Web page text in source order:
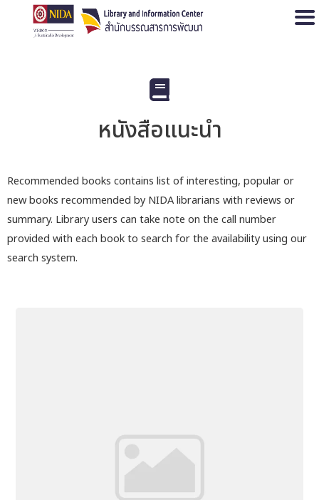
หนังสือแนะนำ
Recommended books contains list of interesting, popular or
new books recommended by NIDA librarians with reviews or
summary. Library users can take note on the call number
provided with each book to search for the availability using our
search system.